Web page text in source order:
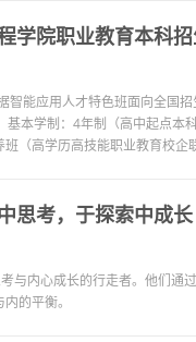
学院职业教育本科
智能应用人才特色班面向全国
本学制：4年制（高中起点本
（高学历高技能职业教育校企
思考，于探索中成长
与内心成长的行走者。他们
的平衡。